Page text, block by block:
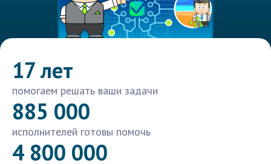
17 лет
помогаем решать ваши задачи
885 000
исполнителей готовы помочь
4 800 000